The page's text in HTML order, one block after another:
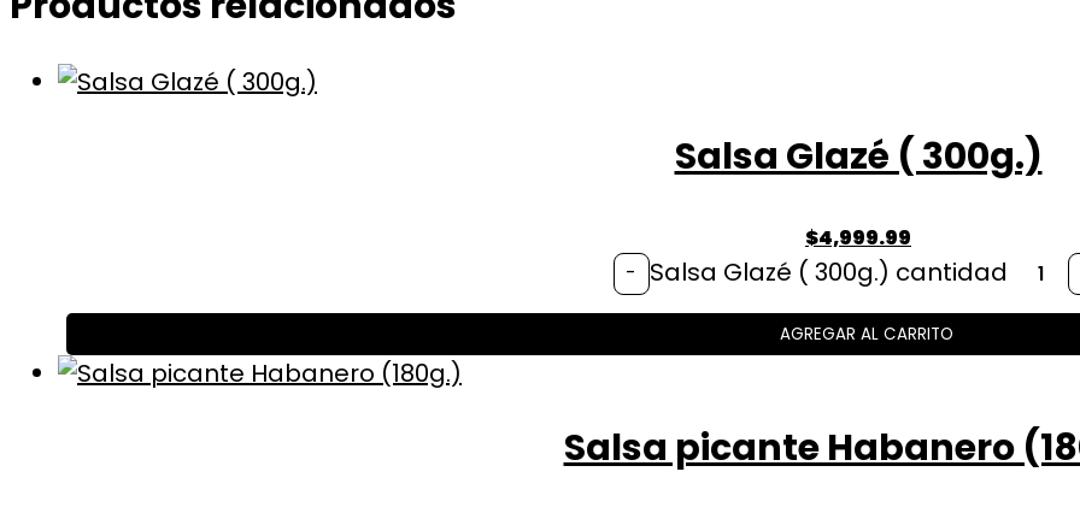
Salsa Glazé ( 300g.)
$4,999.99
- Salsa Glazé ( 300g.) cantidad
AGREGAR AL CARRITO
Salsa picante Habanero